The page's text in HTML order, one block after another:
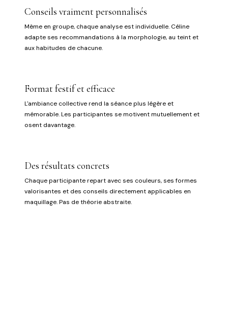
Conseils vraiment personnalisés
Même en groupe, chaque analyse est individuelle. Céline
adapte ses recommandations à la morphologie, au teint et
aux habitudes de chacune.
Format festif et efficace
L'ambiance collective rend la séance plus légère et
mémorable. Les participantes se motivent mutuellement et
osent davantage.
Des résultats concrets
Chaque participante repart avec ses couleurs, ses formes
valorisantes et des conseils directement applicables en
maquillage. Pas de théorie abstraite.